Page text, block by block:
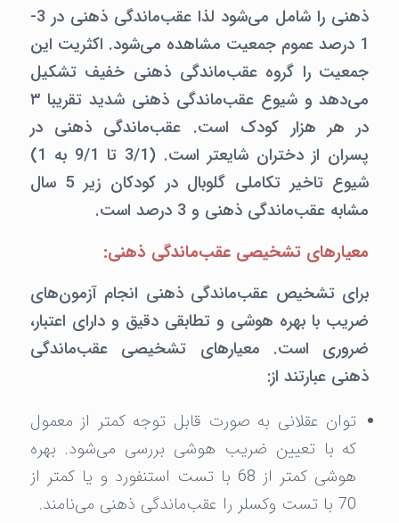
ذهنی را شامل می‌شود لذا عقب‌ماندگی ذهنی در 3-
1 درصد عموم جمعیت مشاهده می‌شود. اکثریت این
جمعیت را گروه عقب‌ماندگی ذهنی خفیف تشکیل
می‌دهد و شیوع عقب‌ماندگی ذهنی شدید تقریبا ۳
در هر هزار کودک است. عقب‌ماندگی ذهنی در
پسران از دختران شایعتر است. (3/1 تا 9/1 به 1)
شیوع تاخیر تکاملی گلوبال در کودکان زیر 5 سال
مشابه عقب‌ماندگی ذهنی و 3 درصد است.
معیارهای تشخیصی عقب‌ماندگی ذهنی:
برای تشخیص عقب‌ماندگی ذهنی انجام آزمون‌های
ضریب با بهره هوشی و تطابقی دقیق و دارای اعتبار،
ضروری است. معیارهای تشخیصی عقب‌ماندگی
ذهنی عبارتند از:
توان عقلانی به صورت قابل توجه کمتر از معمول
که با تعیین ضریب هوشی بررسی می‌شود. بهره
هوشی کمتر از 68 با تست استنفورد و یا کمتر از
70 با تست وکسلر را عقب‌ماندگی ذهنی می‌نامند.